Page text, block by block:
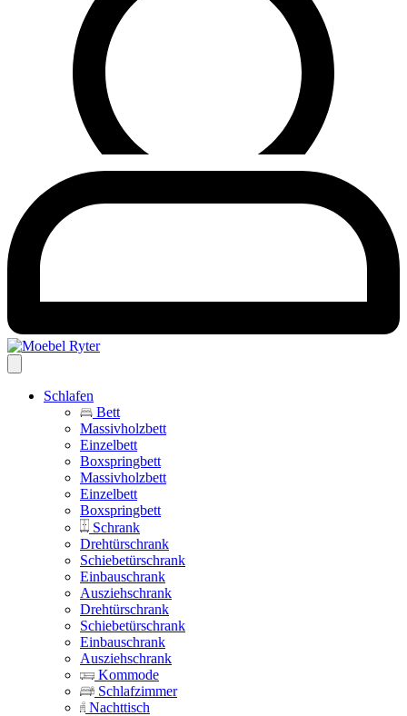
Schlafen
Bett
Massivholzbett
Einzelbett
Boxspringbett
Massivholzbett
Einzelbett
Boxspringbett
Schrank
Drehtürschrank
Schiebetürschrank
Einbauschrank
Ausziehschrank
Drehtürschrank
Schiebetürschrank
Einbauschrank
Ausziehschrank
Kommode
Schlafzimmer
Nachttisch